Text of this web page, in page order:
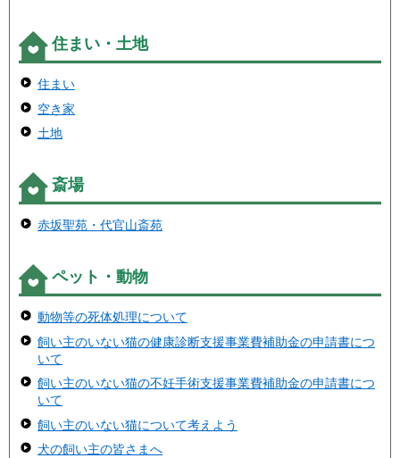
住まい・土地
住まい
空き家
土地
斎場
赤坂聖苑・代官山斎苑
ペット・動物
動物等の死体処理について
飼い主のいない猫の健康診断支援事業費補助金の申請書につ
いて
飼い主のいない猫の不妊手術支援事業費補助金の申請書につ
いて
飼い主のいない猫について考えよう
犬の飼い主の皆さまへ